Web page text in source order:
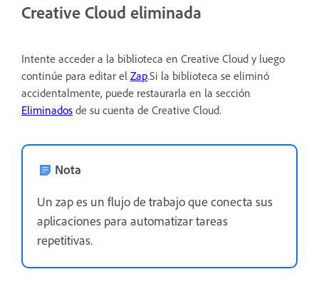
Creative Cloud eliminada
Intente acceder a la biblioteca en Creative Cloud y luego
continúe para editar el Zap.Si la biblioteca se eliminó
accidentalmente, puede restaurarla en la sección
Eliminados de su cuenta de Creative Cloud.
Nota
Un zap es un flujo de trabajo que conecta sus
aplicaciones para automatizar tareas
repetitivas.